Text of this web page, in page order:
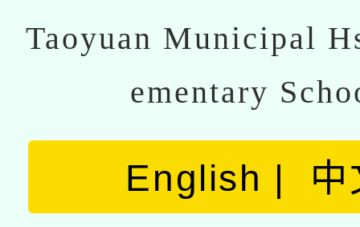
Taoyuan Municipal
ementary
English 中